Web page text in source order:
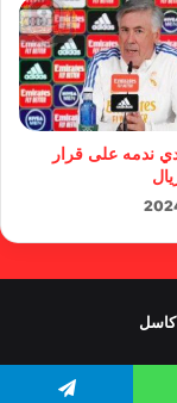
ندمه على قرار